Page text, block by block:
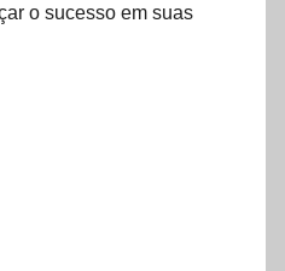
o sucesso em suas